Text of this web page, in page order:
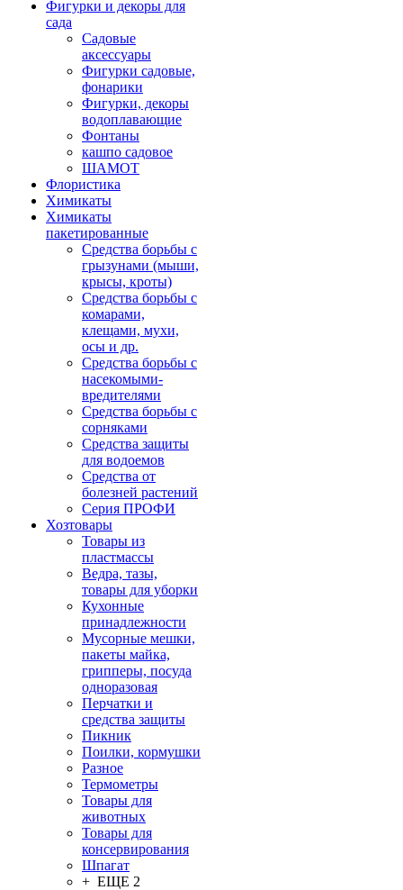
Фигурки и декоры для
сада
Садовые
аксессуары
Фигурки садовые,
фонарики
Фигурки, декоры
водоплавающие
Фонтаны
кашпо садовое
ШАМОТ
Флористика
Химикаты
Химикаты
пакетированные
Средства борьбы с
грызунами (мыши,
крысы, кроты)
Средства борьбы с
комарами,
клещами, мухи,
осы и др.
Средства борьбы с
насекомыми-
вредителями
Средства борьбы с
сорняками
Средства защиты
для водоемов
Средства от
болезней растений
Серия ПРОФИ
Хозтовары
Товары из
пластмассы
Ведра, тазы,
товары для уборки
Кухонные
принадлежности
Мусорные мешки,
пакеты майка,
грипперы, посуда
одноразовая
Перчатки и
средства защиты
Пикник
Поилки, кормушки
Разное
Термометры
Товары для
животных
Товары для
консервирования
Шпагат
+ ЕЩЕ 2